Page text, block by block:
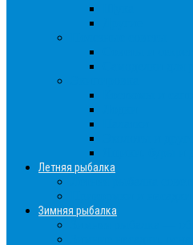
Летняя рыбалка
Зимняя рыбалка